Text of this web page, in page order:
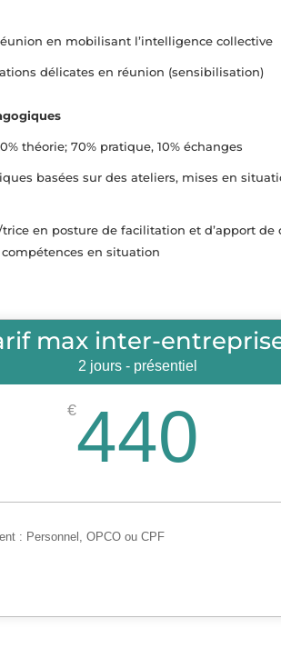
en mobilisant l’intelligence collective
délicates en réunion (sensibilisation)
théorie; 70% pratique, 10% échanges
basées sur des ateliers, mises en
en posture de facilitation et d’apport de
en situation
max inter-
2 jours - présentiel
€440
: Personnel, OPCO ou CPF